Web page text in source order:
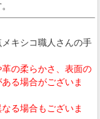
キシコ職人さんの手
の柔らかさ、表面の
る場合がございま
る場合もございま